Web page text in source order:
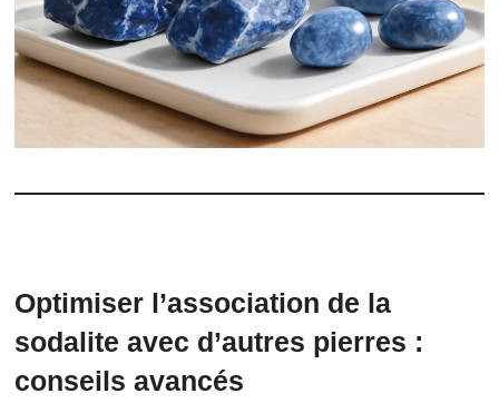
Optimiser l’association de la
sodalite avec d’autres pierres :
conseils avancés